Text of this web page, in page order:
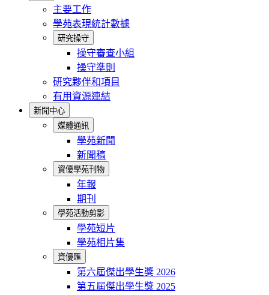
主要工作
學苑表現統計數據
研究操守
操守審查小組
操守準則
研究夥伴和項目
有用資源連結
新聞中心
媒體通訊
學苑新聞
新聞稿
資優學苑刊物
年報
期刊
學苑活動剪影
學苑短片
學苑相片集
資優匯
第六屆傑出學生獎 2026
第五屆傑出學生獎 2025